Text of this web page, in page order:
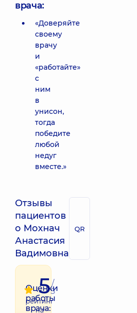
врача:
«Доверяйте
своему
врачу
и
«работайте»
с
ним
в
унисон,
тогда
победите
любой
недуг
вместе.»
Отзывы
пациентов
о Мохнач
Анастасия
Вадимовна
QR
Оценки
работы
врача:
5/
5
рейтинг
на